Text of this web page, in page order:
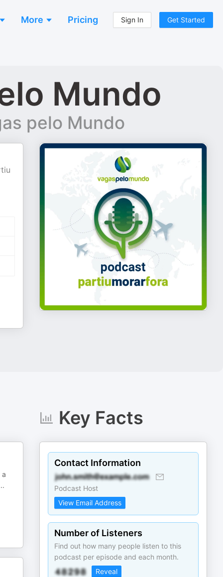
More Pricing Sign In Get Started
Mundo
pelo Mundo
a
Key Facts
Contact Information
Podcast Host
View Email Address
Number of Listeners
Find out how many people listen to this
podcast per episode and each month.
Reveal